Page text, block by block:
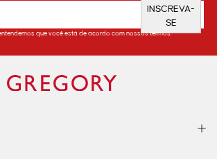
INSCREVA-
SE
que você está de acordo com nossos termos.